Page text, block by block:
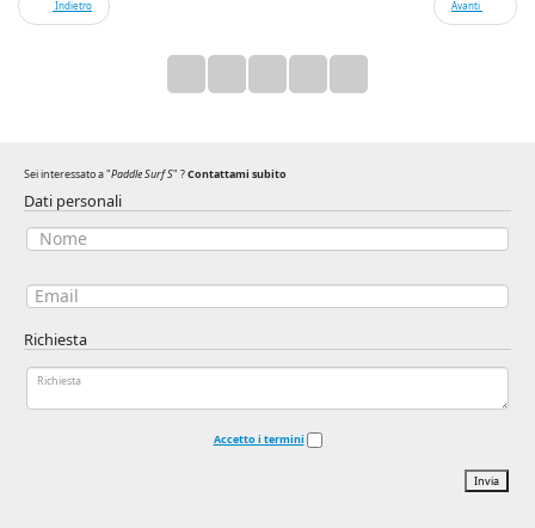
Indietro Avanti
Sei interessato a "Paddle Surf S" ?Contattami subito
Dati personali
Richiesta
Accetto i termini
Invia